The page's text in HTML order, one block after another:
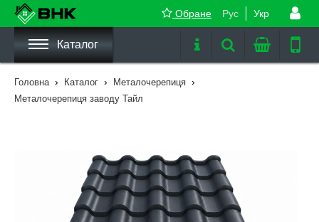
Рус Укр
Обране
Каталог
Головна › Каталог › Металочерепиця ›
Металочерепиця заводу Тайл